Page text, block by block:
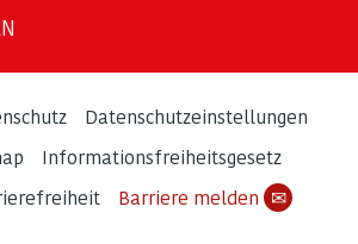
Datenschutzeinstellungen
Informationsfreiheitsgesetz
Barriere melden ✉